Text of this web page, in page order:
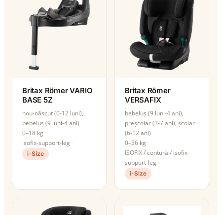
Britax Römer VARIO
BASE 5Z
nou-născut (0-12 luni),
bebeluș (9 luni-4 ani)
0–18 kg
isofix-support-leg
i-Size
Britax Römer
VERSAFIX
bebeluș (9 luni-4 ani),
preșcolar (3-7 ani), școlar
(6-12 ani)
0–36 kg
ISOFIX / centură / isofix-
support-leg
i-Size